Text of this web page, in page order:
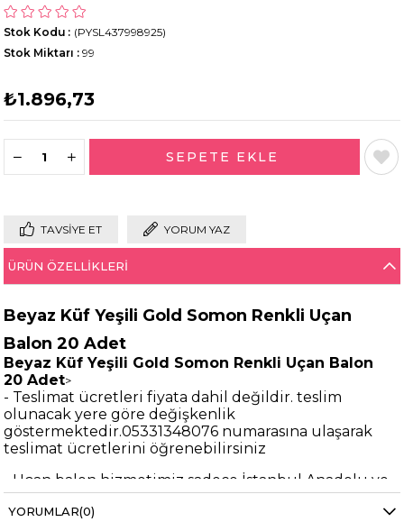
(PYSL437998925)
Stok Kodu
Stok Miktarı : 99
₺1.896,73
TAVSIYE ET YORUM YAZ
ÜRÜN ÖZELLIKLERI
Beyaz Küf Yeşili Gold Somon Renkli Uçan
Balon 20 Adet
Beyaz Küf Yeşili Gold Somon Renkli Uçan Balon
20 Adet>
- Teslimat ücretleri fiyata dahil değildir. teslim
olunacak yere göre değişkenlik
göstermektedir.05331348076 numarasına ulaşarak
teslimat ücretlerini öğrenebilirsiniz
- Uçan balon hizmetimiz sadece İstanbul Anadolu ve
Avrupa yakası için geçerlidir.
YORUMLAR(0)